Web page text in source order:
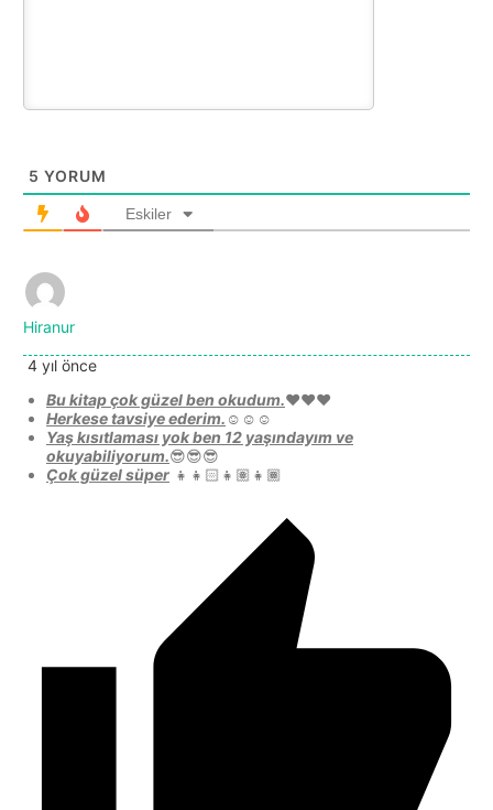
5 YORUM
Eskiler
Hiranur
4 yıl önce
Bu kitap çok güzel ben okudum.❤️❤️❤️
Herkese tavsiye ederim. ☺️☺️☺️
Yaş kısıtlaması yok ben 12 yaşındayım ve
okuyabiliyorum.😎😎😎
Çok güzel süper 👧👧🏻👧🏽👧🏾